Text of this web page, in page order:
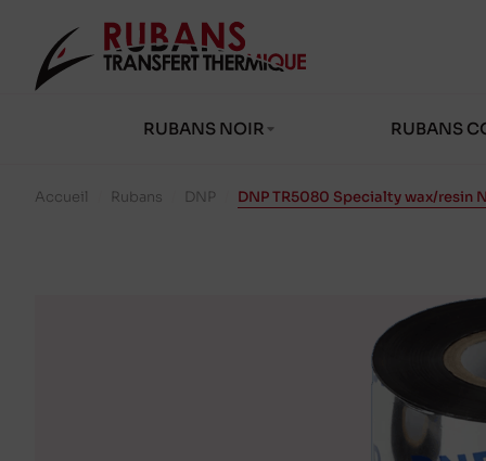
RUBANS NOIR RUBANS
Accueil Rubans DNP DNP TR5080 Specialty wax/resin